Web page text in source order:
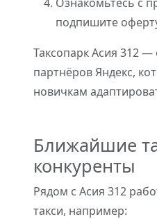
подпишите
Таксопарк Асия 312
партнёров Яндекс,
новичкам
Ближайшие
конкуренты
Рядом с Асия 312
такси, например: